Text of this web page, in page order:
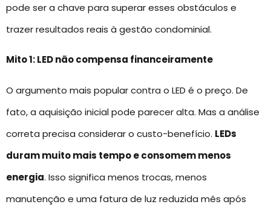
pode ser a chave para superar esses obstáculos e
trazer resultados reais à gestão condominial.
Mito 1: LED não compensa financeiramente
O argumento mais popular contra o LED é o preço. De
fato, a aquisição inicial pode parecer alta. Mas a análise
correta precisa considerar o custo-benefício. LEDs
duram muito mais tempo e consomem menos
energia. Isso significa menos trocas, menos
manutenção e uma fatura de luz reduzida mês após